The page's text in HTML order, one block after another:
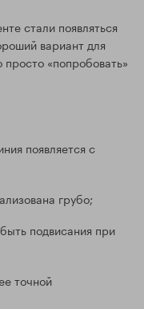
стали появляться
вариант для
«попробовать»
появляется с
грубо;
подвисания при
точной